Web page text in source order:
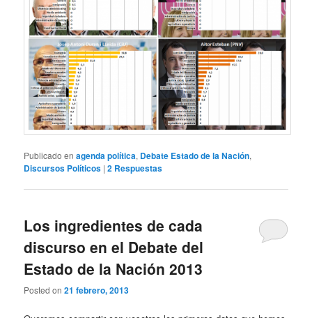
Publicado en agenda política, Debate Estado de la Nación,
Discursos Políticos |2 Respuestas
Los ingredientes de cada
discurso en el Debate del
Estado de la Nación 2013
Posted on21 febrero, 2013